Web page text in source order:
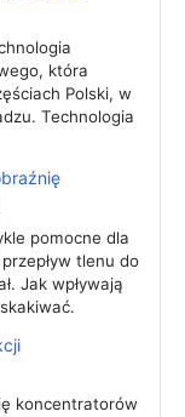
która
Polski, w
Technologia
pomocne dla
tlenu do
Jak wpływają
koncentratorów